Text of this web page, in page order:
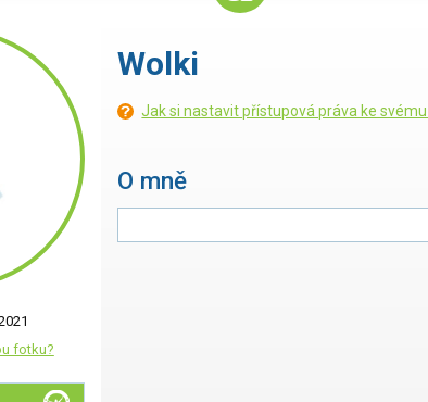
fotku?
Wolki
Jak si nastavit přístupová práva ke
O mně